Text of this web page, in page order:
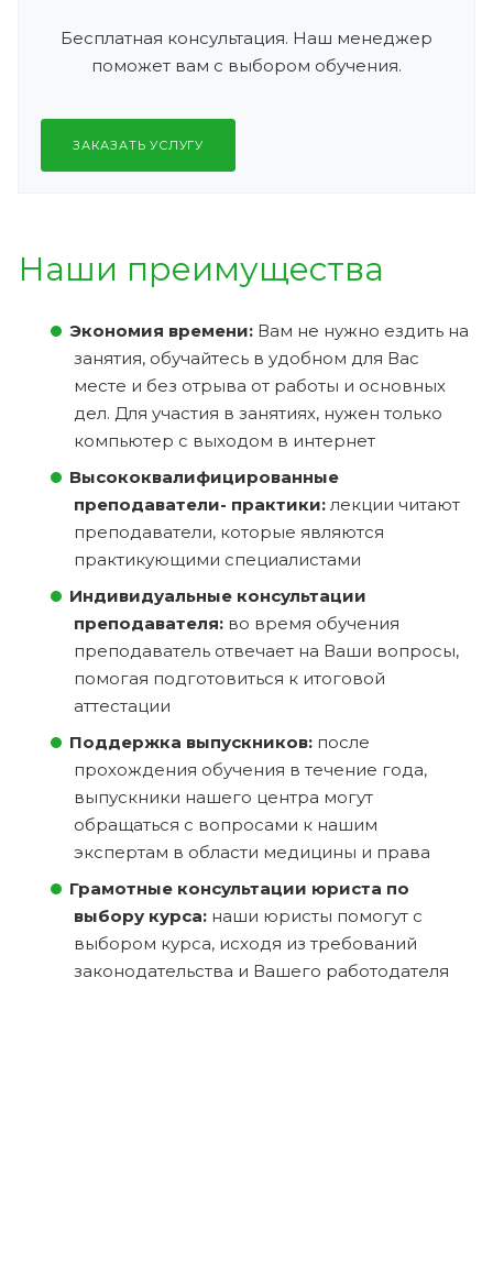
Бесплатная консультация. Наш менеджер
поможет вам с выбором обучения.
ЗАКАЗАТЬ УСЛУГУ
Наши преимущества
Экономия времени: Вам не нужно ездить на
занятия, обучайтесь в удобном для Вас
месте и без отрыва от работы и основных
дел. Для участия в занятиях, нужен только
компьютер с выходом в интернет
Высококвалифицированные
преподаватели- практики: лекции читают
преподаватели, которые являются
практикующими специалистами
Индивидуальные консультации
преподавателя: во время обучения
преподаватель отвечает на Ваши вопросы,
помогая подготовиться к итоговой
аттестации
Поддержка выпускников: после
прохождения обучения в течение года,
выпускники нашего центра могут
обращаться с вопросами к нашим
экспертам в области медицины и права
Грамотные консультации юриста по
выбору курса: наши юристы помогут с
выбором курса, исходя из требований
законодательства и Вашего работодателя